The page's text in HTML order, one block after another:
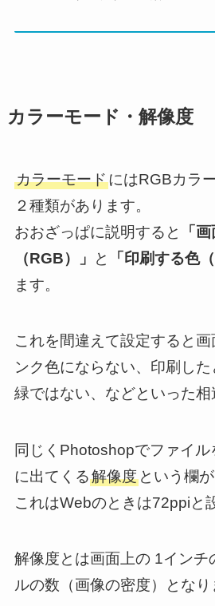
カラーモード・解像度
カラーモードにはRGBカラ
２種類があります。
おおざっぱに説明すると
「
（RGB）」
と 「印刷する色
ます。
これを間違えて設定すると
ンク色にならない、印刷し
緑ではない、などといった相
同じくPhotoshopでファイル
に出てくる解像度という欄が
これはWebのときは72ppiと
解像度とは画面上の 1インチ
ルの数（画像の密度）となり